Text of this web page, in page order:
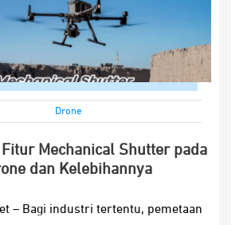
Drone
Mechanical Shutter pada
dan Kelebihannya
– Bagi industri tertentu, pemetaan